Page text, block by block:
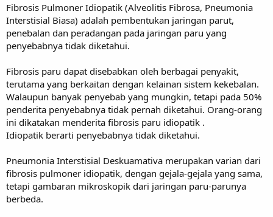
r
Fibrosis Pulmoner Idiopatik (Alveolitis Fibrosa, Pneumonia
Interstisial Biasa) adalah pembentukan jaringan parut,
penebalan dan peradangan pada jaringan paru yang
penyebabnya tidak diketahui.
Fibrosis paru dapat disebabkan oleh berbagai penyakit,
terutama yang berkaitan dengan kelainan sistem kekebalan.
Walaupun banyak penyebab yang mungkin, tetapi pada 50%
penderita penyebabnya tidak pernah diketahui. Orang-orang
ini dikatakan menderita fibrosis paru idiopatik .
Idiopatik berarti penyebabnya tidak diketahui.
Pneumonia Interstisial Deskuamativa merupakan varian dari
fibrosis pulmoner idiopatik, dengan gejala-gejala yang sama,
tetapi gambaran mikroskopik dari jaringan paru-parunya
berbeda.